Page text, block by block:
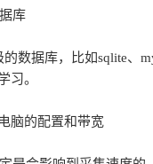
库
数据库，比如sqlite、
习。
脑的配置和带宽